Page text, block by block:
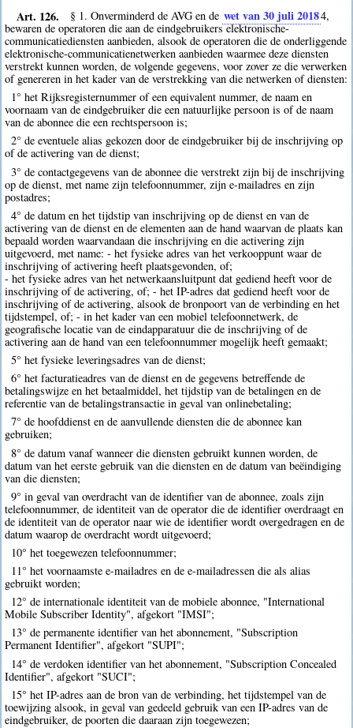
Art. 126. § 1. Onverminderd de AVG en de wet van 30 juli 20184,
bewaren de operatoren die aan de eindgebruikers elektronische-
communicatiediensten aanbieden, alsook de operatoren die de onderliggende
elektronische-communicatienetwerken aanbieden waarmee deze diensten
verstrekt kunnen worden, de volgende gegevens, voor zover ze die verwerken
of genereren in het kader van de verstrekking van die netwerken of diensten:
1° het Rijksregisternummer of een equivalent nummer, de naam en
voornaam van de eindgebruiker die een natuurlijke persoon is of de naam
van de abonnee die een rechtspersoon is;
2° de eventuele alias gekozen door de eindgebruiker bij de inschrijving op
of de activering van de dienst;
3° de contactgegevens van de abonnee die verstrekt zijn bij de inschrijving
op de dienst, met name zijn telefoonnummer, zijn e-mailadres en zijn
postadres;
4° de datum en het tijdstip van inschrijving op de dienst en van de
activering van de dienst en de elementen aan de hand waarvan de plaats kan
bepaald worden waarvandaan die inschrijving en die activering zijn
uitgevoerd, met name: - het fysieke adres van het verkooppunt waar de
inschrijving of activering heeft plaatsgevonden, of;
- het fysieke adres van het netwerkaansluitpunt dat gediend heeft voor de
inschrijving of de activering, of; - het IP-adres dat gediend heeft voor de
inschrijving of de activering, alsook de bronpoort van de verbinding en het
tijdstempel, of; - in het kader van een mobiel telefoonnetwerk, de
geografische locatie van de eindapparatuur die de inschrijving of de
activering aan de hand van een telefoonnummer mogelijk heeft gemaakt;
5° het fysieke leveringsadres van de dienst;
6° het facturatieadres van de dienst en de gegevens betreffende de
betalingswijze en het betaalmiddel, het tijdstip van de betalingen en de
referentie van de betalingstransactie in geval van onlinebetaling;
7° de hoofddienst en de aanvullende diensten die de abonnee kan
gebruiken;
8° de datum vanaf wanneer die diensten gebruikt kunnen worden, de
datum van het eerste gebruik van die diensten en de datum van beëindiging
van die diensten;
9° in geval van overdracht van de identifier van de abonnee, zoals zijn
telefoonnummer, de identiteit van de operator die de identifier overdraagt en
de identiteit van de operator naar wie de identifier wordt overgedragen en de
datum waarop de overdracht wordt uitgevoerd;
10° het toegewezen telefoonnummer;
11° het voornaamste e-mailadres en de e-mailadressen die als alias
gebruikt worden;
12° de internationale identiteit van de mobiele abonnee, "International
Mobile Subscriber Identity", afgekort "IMSI";
13° de permanente identifier van het abonnement, "Subscription
Permanent Identifier", afgekort "SUPI";
14° de verdoken identifier van het abonnement, "Subscription Concealed
Identifier", afgekort "SUCI";
15° het IP-adres aan de bron van de verbinding, het tijdstempel van de
toewijzing alsook, in geval van gedeeld gebruik van een IP-adres van de
eindgebruiker, de poorten die daaraan zijn toegewezen;